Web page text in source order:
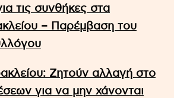
τις συνθήκες στα
– Παρέμβαση του
Ζητούν αλλαγή στο
για να μην χάνονται